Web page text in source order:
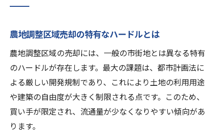
農地調整区域売却の特有なハードルとは
農地調整区域の売却には、一般の市街地とは異なる特有
のハードルが存在します。最大の課題は、都市計画法に
よる厳しい開発規制であり、これにより土地の利用用途
や建築の自由度が大きく制限される点です。このため、
買い手が限定され、流通量が少なくなりやすい傾向があ
ります。